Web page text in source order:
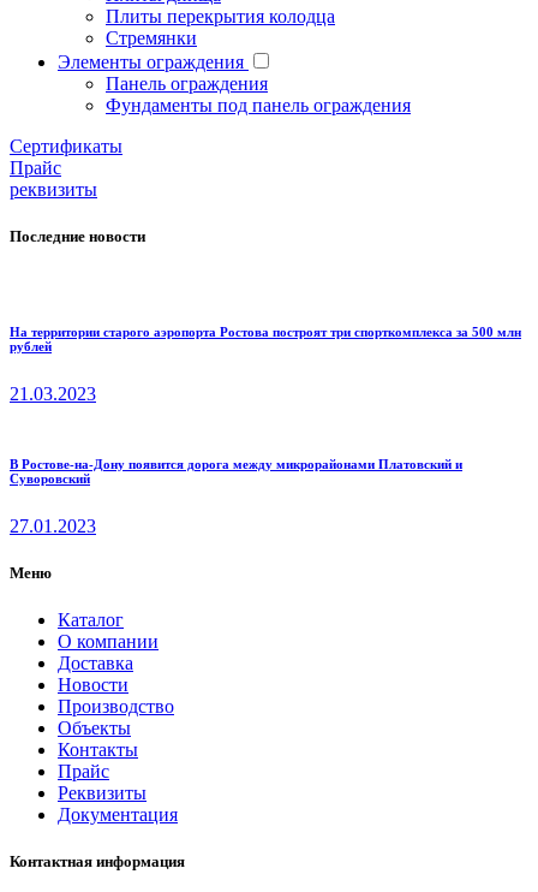
Плиты перекрытия колодца
Стремянки
Элементы ограждения
Панель ограждения
Фундаменты под панель ограждения
Cертификаты
Прайс
реквизиты
Последние новости
На территории старого аэропорта Ростова построят три спорткомплекса за 500 млн
рублей
21.03.2023
В Ростове-на-Дону появится дорога между микрорайонами Платовский и
Суворовский
27.01.2023
Меню
Каталог
О компании
Доставка
Новости
Производство
Объекты
Контакты
Прайс
Реквизиты
Документация
Контактная информация